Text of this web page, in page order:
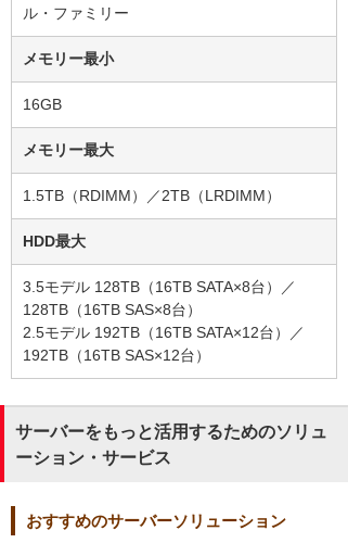
ル・ファミリー
メモリー最小
16GB
メモリー最大
1.5TB（RDIMM）／2TB（LRDIMM）
HDD最大
3.5モデル 128TB（16TB SATA×8台）／
128TB（16TB SAS×8台）
2.5モデル 192TB（16TB SATA×12台）／
192TB（16TB SAS×12台）
サーバーをもっと活用するためのソリュ
ーション・サービス
おすすめのサーバーソリューション